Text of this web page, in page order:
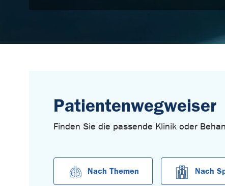
Patientenwegweiser
Finden Sie die passende Klinik oder
Nach Themen Nach